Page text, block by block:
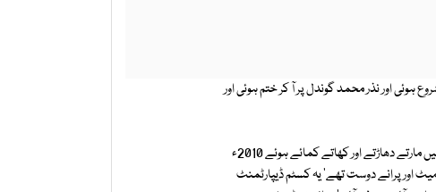
اور نذر محمد گوندل پر آ کر ختم ہوئی اور
ظفر گوندل نے سی ایس ایس کیا' یہ آڈٹ اینڈ اکاؤنٹس گروپ میں بھرتی ہوئے اور یہ مختلف محکموں میں مارتے دھاڑتے اور کھاتے کمائے ہوئے 2010ء
اور پرانے دوست تھے' یہ کسٹم ڈیپارٹمنٹ